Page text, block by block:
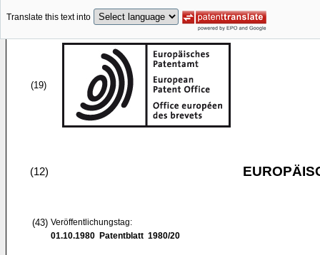
Translate this text into
(19)
(12)
(43) Veröffentlichungstag:
01.10.1980 Patentblatt 1980/20